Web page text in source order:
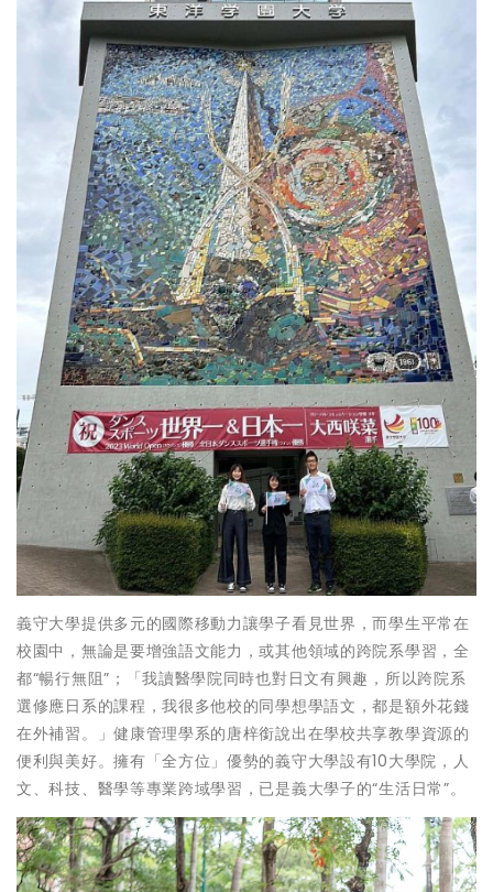
義守大學提供多元的國際移動力讓學子看見世界，而學生平常在
校園中，無論是要增強語文能力，或其他領域的跨院系學習，全
都“暢行無阻”；「我讀醫學院同時也對日文有興趣，所以跨院系
選修應日系的課程，我很多他校的同學想學語文，都是額外花錢
在外補習。」健康管理學系的唐梓銜說出在學校共享教學資源的
便利與美好。擁有「全方位」優勢的義守大學設有10大學院，人
文、科技、醫學等專業跨域學習，已是義大學子的“生活日常”。